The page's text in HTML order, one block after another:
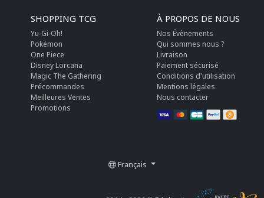
SHOPPING TCG
Yu-Gi-Oh!
Pokémon
One Piece
Disney Lorcana
Magic The Gathering
Précommandes
Meilleures Ventes
Promotions
À PROPOS DE NOUS
Nos Évènements
Qui sommes nous ?
Livraison
Paiement sécurisé
Conditions d'utilisation
Mentions légales
Nous contacter
Français